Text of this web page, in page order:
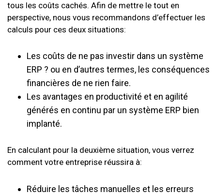
tous les coûts cachés. Afin de mettre le tout en
perspective, nous vous recommandons d’effectuer les
calculs pour ces deux situations:
Les coûts de ne pas investir dans un système
ERP ? ou en d’autres termes, les conséquences
financières de ne rien faire.
Les avantages en productivité et en agilité
générés en continu par un système ERP bien
implanté.
En calculant pour la deuxième situation, vous verrez
comment votre entreprise réussira à:
Réduire les tâches manuelles et les erreurs